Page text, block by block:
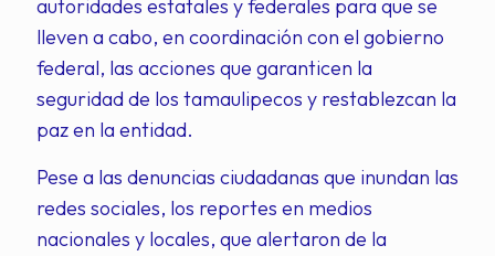
autoridades estatales y federales para que se
lleven a cabo, en coordinación con el gobierno
federal, las acciones que garanticen la
seguridad de los tamaulipecos y restablezcan la
paz en la entidad.
Pese a las denuncias ciudadanas que inundan las
redes sociales, los reportes en medios
nacionales y locales, que alertaron de la